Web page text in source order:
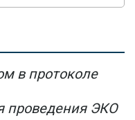
в протоколе
проведения ЭКО